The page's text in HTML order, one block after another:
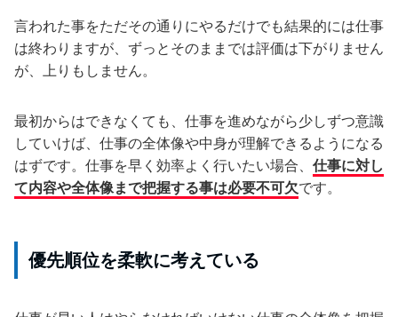
言われた事をただその通りにやるだけでも結果的には仕事
は終わりますが、ずっとそのままでは評価は下がりません
が、上りもしません。
最初からはできなくても、仕事を進めながら少しずつ意識
していけば、仕事の全体像や中身が理解できるようになる
はずです。仕事を早く効率よく行いたい場合、 仕事に対し
て内容や全体像まで把握する事は必要不可欠です。
優先順位を柔軟に考えている